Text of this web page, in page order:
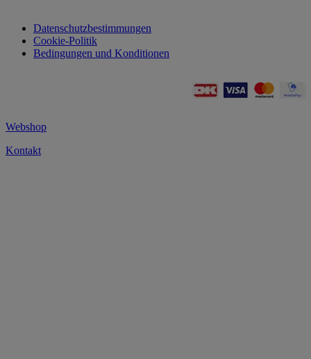
Datenschutzbestimmungen
Cookie-Politik
Bedingungen und Konditionen
Webshop
Kontakt